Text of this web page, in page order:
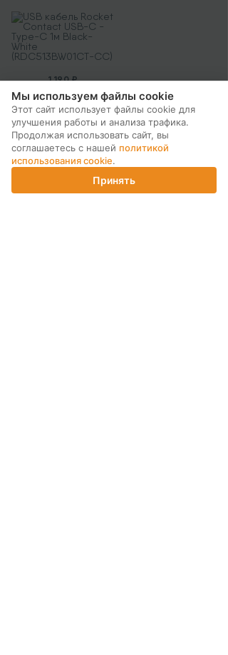
(RDC513BW01CT-CС)
1 190 ₽
КУПИТЬ
Корзина
Мы используем файлы cookie
Этот сайт использует файлы cookie для
улучшения работы и анализа трафика.
Продолжая использовать сайт, вы
соглашаетесь с нашей политикой
использования cookie.
Принять